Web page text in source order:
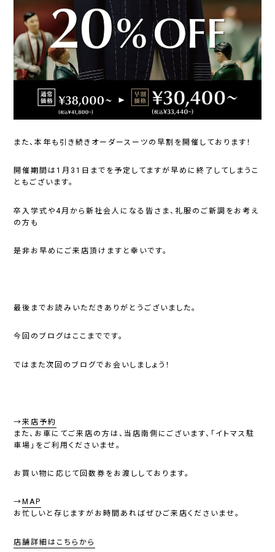
また、本年も引き続きオーダースーツの早割を開催しております！
開催期間は1月31日までを予定してますが早めに終了してしまうこ
ともございます。
卒入学式や4月から新社会人になる皆さま、礼服のご新調をお考え
の方も
是非お早めにご来店頂けますと幸いです。
最後までお読みいただきありがとうございました。
今回のブログはここまでです。
ではまた次回のブログでお会いしましょう！
→来店予約
また、お車にてご来店の方は、当店南側にございます、「イトマス駐
車場」をご利用くださいませ。
お買い物に応じて回数券をお渡ししております。
→ MAP
お忙しいと存じますがお時間あればぜひご来店くださいませ。
店舗詳細はこちらから